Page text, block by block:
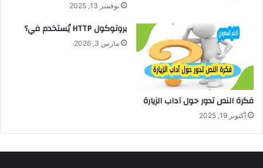
نوفمبر 13, 2025
فكرة النص تدور حول آداب الزيارة
أكتوبر 19, 2025
بروتوكول HTTP يُستخدم في؟
مارس 3, 2026